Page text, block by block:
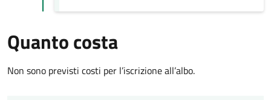
Quanto costa
Non sono previsti costi per l’iscrizione all’albo.